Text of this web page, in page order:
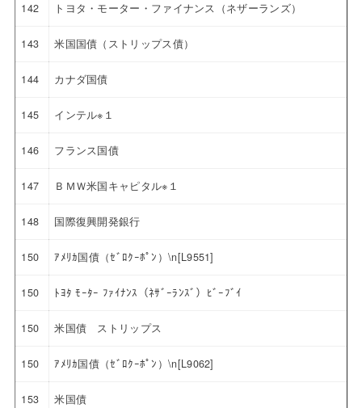
142 トヨタ・モーター・ファイナンス（ネザーランズ）
143 米国国債（ストリップス債）
144 カナダ国債
145 インテル※１
146 フランス国債
147 ＢＭＷ米国キャピタル※１
148 国際復興開発銀行
150 ｱﾒﾘｶ国債（ｾﾞﾛｸｰﾎﾟﾝ）\n[L9551]
150 ﾄﾖﾀ ﾓｰﾀｰ ﾌｧｲﾅﾝｽ（ﾈｻﾞｰﾗﾝｽﾞ）ﾋﾞｰﾌﾞｲ
150 米国債 ストリップス
150 ｱﾒﾘｶ国債（ｾﾞﾛｸｰﾎﾟﾝ）\n[L9062]
153 米国債